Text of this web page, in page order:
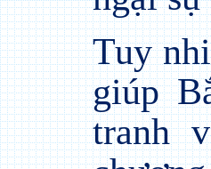
Tuy
giúp
tranh